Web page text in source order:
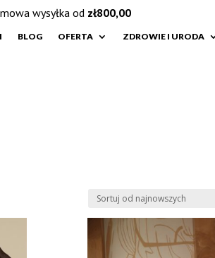
BLOG OFERTA ZDROWIE I URODA
wysyłka od zł800,00